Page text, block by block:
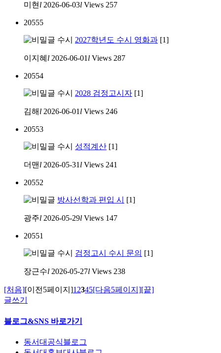
미현 l 2026-06-03l Views 257
20555
수시 2027학년도 수시 영화과 [1]
이지혜 l 2026-06-01 l Views 287
20554
수시 2028 검정고시자 [1]
김해 l 2026-06-01 l Views 246
20553
수시 성적계산 [1]
더맨 l 2026-05-31 l Views 241
20552
방사선학과 편입 시 [1]
광주l 2026-05-29l Views 147
20551
수시 검정고시 수시 문의 [1]
장근수l 2026-05-27l Views 238
[처음][이전5페이지]1 2345[다음5페이지][끝]
글쓰기
블로그&SNS 바로가기
동서대공식블로그